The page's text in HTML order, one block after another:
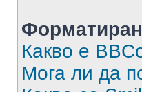
Какво е
Мога ли да